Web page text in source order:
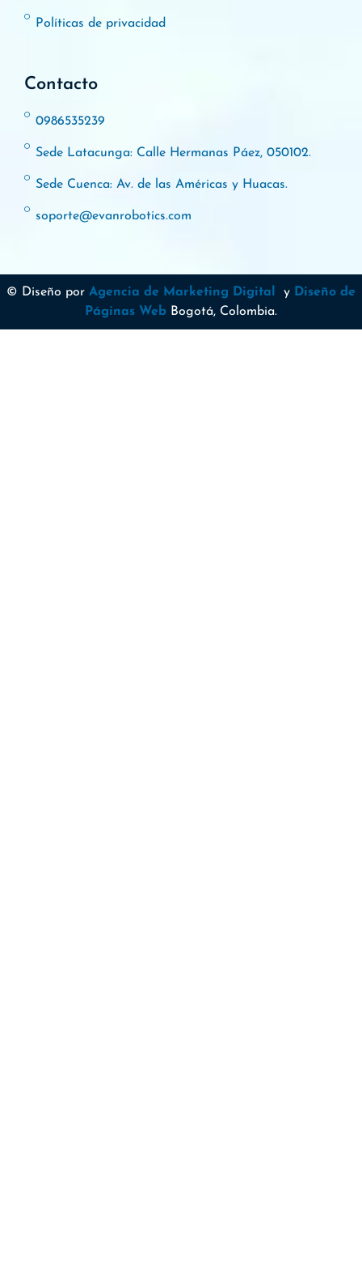
Políticas de privacidad
Contacto
0986535239
Sede Latacunga: Calle Hermanas Páez, 050102.
Sede Cuenca: Av. de las Américas y Huacas.
soporte@evanrobotics.com
© Diseño por Agencia de Marketing Digital y Diseño de
Páginas Web Bogotá, Colombia.